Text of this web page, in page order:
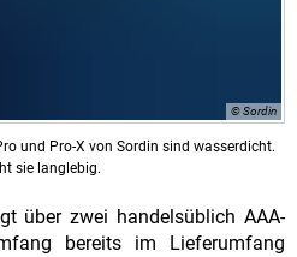
© Sordin
und Pro-X von Sordin sind wasserdicht.
sie langlebig.
über zwei handelsüblich AAA-
bereits im Lieferumfang